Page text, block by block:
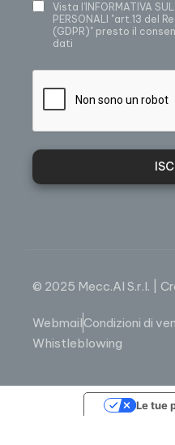
Vista l’INFORMATIVA
PERSONALI "art.13 del
(GDPR)" presto il
dati
© 2025 Mecc.Al S.r.l. |
WebmailCondizioni di
Whistleblowing
Le tue